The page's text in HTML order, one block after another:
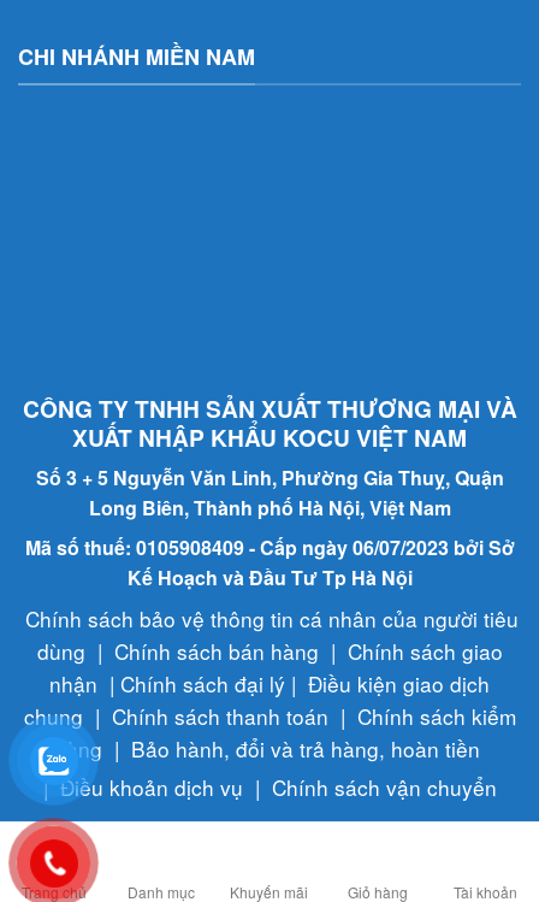
CHI NHÁNH MIỀN NAM
CÔNG TY TNHH SẢN XUẤT THƯƠNG MẠI VÀ
XUẤT NHẬP KHẨU KOCU VIỆT NAM
Số 3 + 5 Nguyễn Văn Linh, Phường Gia Thuỵ, Quận
Long Biên, Thành phố Hà Nội, Việt Nam
Mã số thuế: 0105908409 - Cấp ngày 06/07/2023 bởi Sở
Kế Hoạch và Đầu Tư Tp Hà Nội
Chính sách bảo vệ thông tin cá nhân của người tiêu
dùng | Chính sách bán hàng | Chính sách giao
nhận | Chính sách đại lý | Điều kiện giao dịch
chung | Chính sách thanh toán | Chính sách kiểm
hàng | Bảo hành, đổi và trả hàng, hoàn tiền
| Điều khoản dịch vụ | Chính sách vận chuyển
Copyright © Máy nén khi Pegasus cao cấp chính hãng tại Việt Nam | Thiết kế
web & Vận hành bởi CÔNG NGHỆ VIỆT JSC
Trang chủ Danh mục Khuyến mãi Giỏ hàng Tài khoản